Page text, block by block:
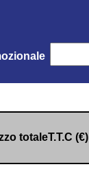
totaleT.T.C (€)